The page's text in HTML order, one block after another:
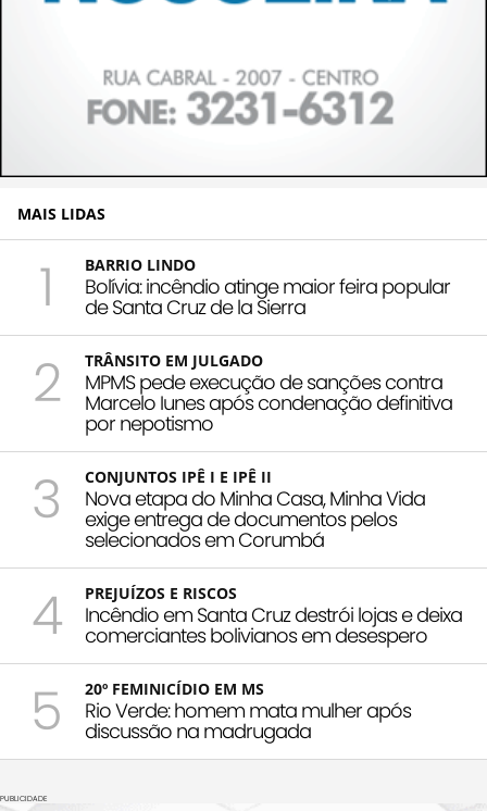
MAIS LIDAS
1 BARRIO LINDO
Bolívia: incêndio atinge maior feira popular
de Santa Cruz de la Sierra
2 TRÂNSITO EM JULGADO
MPMS pede execução de sanções contra
Marcelo Iunes após condenação definitiva
por nepotismo
3 CONJUNTOS IPÊ I E IPÊ II
Nova etapa do Minha Casa, Minha Vida
exige entrega de documentos pelos
selecionados em Corumbá
4 PREJUÍZOS E RISCOS
Incêndio em Santa Cruz destrói lojas e deixa
comerciantes bolivianos em desespero
5 20º FEMINICÍDIO EM MS
Rio Verde: homem mata mulher após
discussão na madrugada
PUBLICIDADE